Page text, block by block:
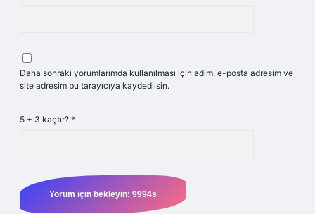
Daha sonraki yorumlarımda kullanılması için adım, e-posta adresim ve
site adresim bu tarayıcıya kaydedilsin.
5 + 3 kaçtır? *